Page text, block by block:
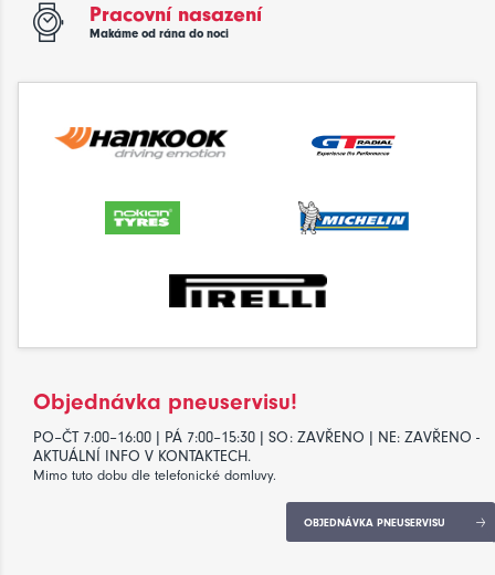
Pracovní nasazení
Makáme od rána do noci
Objednávka pneuservisu!
PO–ČT 7:00–16:00 | PÁ 7:00–15:30 | SO: ZAVŘENO | NE: ZAVŘENO -
AKTUÁLNÍ INFO V KONTAKTECH.
Mimo tuto dobu dle telefonické domluvy.
OBJEDNÁVKA PNEUSERVISU